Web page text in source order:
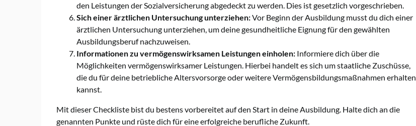
den Leistungen der Sozialversicherung abgedeckt zu werden. Dies ist gesetzlich vorgeschrieben.
Sich einer ärztlichen Untersuchung unterziehen:Vor Beginn der Ausbildung musst du dich einer
ärztlichen Untersuchung unterziehen, um deine gesundheitliche Eignung für den gewählten
Ausbildungsberuf nachzuweisen.
Informationen zu vermögenswirksamen Leistungen einholen: Informiere dich über die
Möglichkeiten vermögenswirksamer Leistungen. Hierbei handelt es sich um staatliche Zuschüsse,
die du für deine betriebliche Altersvorsorge oder weitere Vermögensbildungsmaßnahmen erhalten
kannst.
Mit dieser Checkliste bist du bestens vorbereitet auf den Start in deine Ausbildung. Halte dich an die
genannten Punkte und rüste dich für eine erfolgreiche berufliche Zukunft.